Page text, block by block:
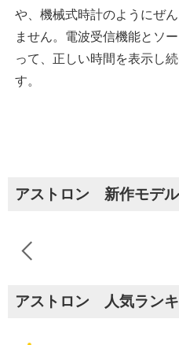
や、機械式時計のようにぜ
ません。電波受信機能とソ
って、正しい時間を表示し
す。
アストロン 新作モデル
アストロン 人気ラン